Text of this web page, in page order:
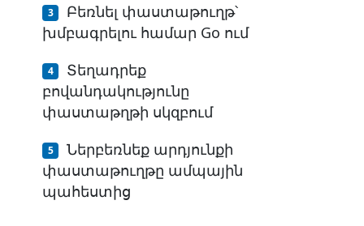
Բեռնել փաստաթուղթ՝
խմբագրելու համար Go ում
Տեղադրեք
բովանդակությունը
փաստաթղթի սկզբում
Ներբեռնեք արդյունքի
փաստաթուղթը ամպային
պահեստից